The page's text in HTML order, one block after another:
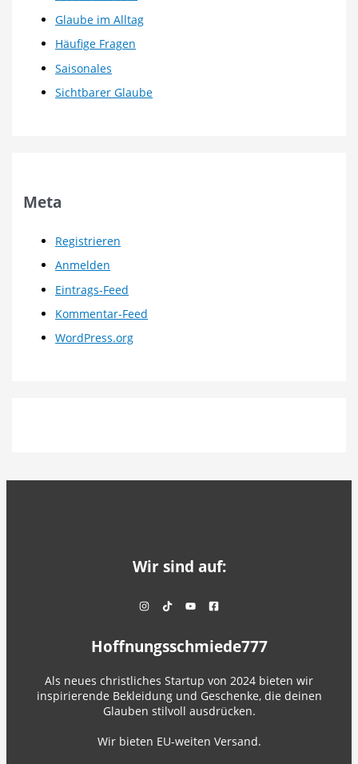
Glaube im Alltag
Häufige Fragen
Saisonales
Sichtbarer Glaube
Meta
Registrieren
Anmelden
Eintrags-Feed
Kommentar-Feed
WordPress.org
Wir sind auf:
Hoffnungsschmiede777
Als neues christliches Startup von 2024 bieten wir
inspirierende Bekleidung und Geschenke, die deinen
Glauben stilvoll ausdrücken.
Wir bieten EU-weiten Versand.